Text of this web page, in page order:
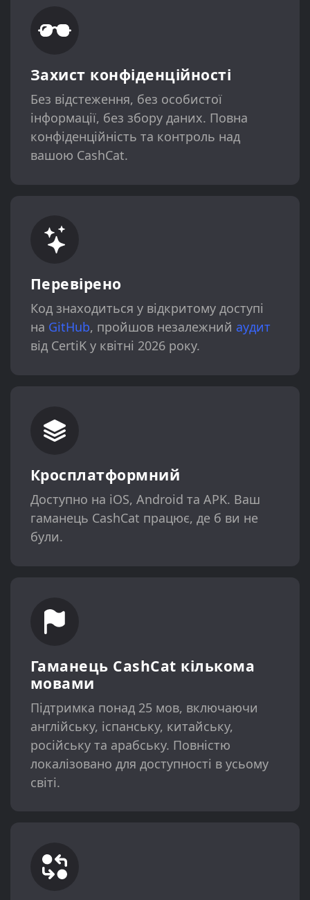
Захист конфіденційності
Без відстеження, без особистої
інформації, без збору даних. Повна
конфіденційність та контроль над
вашою CashCat.
Перевірено
Код знаходиться у відкритому доступі
на GitHub, пройшов незалежний аудит
від CertiK у квітні 2026 року.
Кросплатформний
Доступно на iOS, Android та APK. Ваш
гаманець CashCat працює, де б ви не
були.
Гаманець CashCat кількома
мовами
Підтримка понад 25 мов, включаючи
англійську, іспанську, китайську,
російську та арабську. Повністю
локалізовано для доступності в усьому
світі.